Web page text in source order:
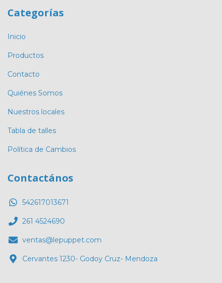
Categorías
Inicio
Productos
Contacto
Quiénes Somos
Nuestros locales
Tabla de talles
Política de Cambios
Contactános
542617013671
261 4524690
ventas@lepuppet.com
Cervantes 1230- Godoy Cruz- Mendoza